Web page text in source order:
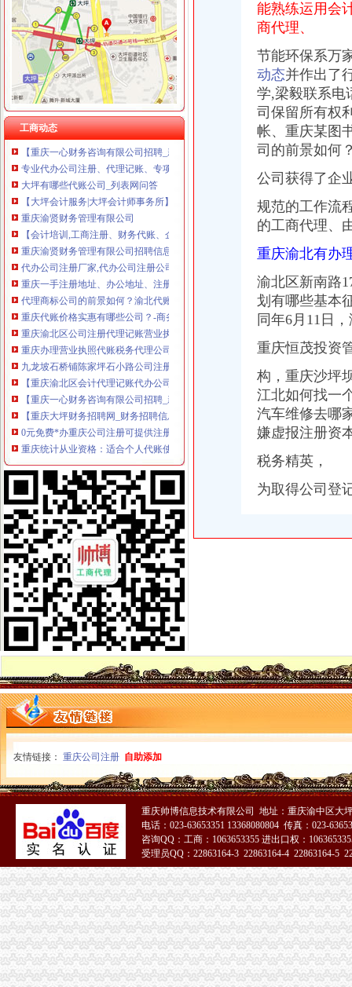
工商动态
大坪代账公司
【工商网上报税系统】_重庆列表网
【重庆渝北区会计代理记账代办公司,价比选亿源财税】价
大坪一半微企在做手机生意_网易新闻
重庆办理营业执照代账税务代理公司注册可提供地址-直辖市重庆专利
重庆帅博工商_代办分公司注册_分公司注销_代理记账_重庆进出口许
渝贤财务_汇博人才网
景德镇乐平资产评估公司|景德镇乐平资产评估-景德镇乐平酷易搜
【重庆一心财务咨询有限公司招聘_新招聘信息】-前程无忧官方招聘
专业代办公司注册、代理记账、专项审批等欢迎来电咨询_志趣网
大坪有哪些代账公司_列表网问答
【大坪会计服务|大坪会计师事务所】-今题大坪会计网
重庆渝贤财务管理有限公司
【会计培训,工商注册、财务代账、企业变更、纳税申报】-渝中大坪
重庆渝贤财务管理有限公司招聘信息_电话_地址-智联招聘
代办公司注册厂家,代办公司注册公司_顺企网
重庆一手注册地址、办公地址、注册公司、代理记账-爱喇叭网
代理商标公司的前景如何？渝北代账公司电话？
重庆代账价格实惠有哪些公司？-商务服务-秦岛新闻资讯网
重庆渝北区公司注册代理记账营业执照办理
重庆办理营业执照代账税务代理公司注册可提供地址-直辖市重庆专利
九龙坡石桥铺陈家坪石小路公司注册-代账会计服务-爱喇叭网
【重庆渝北区会计代理记账代办公司,价比选亿源财税】价
【重庆一心财务咨询有限公司招聘_新招聘信息】-前程无忧官方招聘
【重庆大坪财务招聘网_财务招聘信息】-重庆智联招聘
0元免费*办重庆公司注册可提供注册地址重庆慢牛专业服务-重庆公司
重庆统计从业资格：适合个人代账使用财务软件_960教育_金蝶KIS-
重庆帅博工商_代办分公司注册_分公司注销_代理记账_重庆进出口许
重庆验资开户：新恒工商代办、会计服务、审计验资、代账200起-重庆
重庆代账会计/代办执照/会计实操-享二十年老会计服务哟【今日推荐网-
【58同城】重庆九龙坡公司变更_公司名称/法人变更_工商变更
专业代办公司注册、代理记账、专项审批等欢迎来电咨询_志趣网
【工商网上报税系统】_重庆列表网
重庆八成大学生创业者依赖代账公司,如何选择呢？_搜狐科技_搜狐网
常年提供重庆主城区公司注册代理记账商标注册服务
大坪有哪些代账公司_列表网问答
重庆慢牛众创长期供应公司注册代理记账
大坪代账公司_列表网
选择在2017年重庆注册公司,这些问题得知道_搜狐社会_搜狐网
重庆慢牛专业办理营业执照、代理记账、公司注册
【重庆大坪会计文员招聘网_会计文员招聘信息】-重庆智联招聘
重庆会计培训学校大坪零基础学会计可以吗
【图】渝中大坪代账会计公司兼职会计审计豆找冯悦算了_重庆会计审
重庆九龙坡杨家坪注册公司,代理记账200月_志趣网
重庆市观音桥公司注册,代理记账【今日推荐网-重庆工商/税务/财务】
大坪一半微企在做手机生意_网易新闻
重庆市代理记账机构通讯录
重庆沙坪坝#代理记账#公司注册#营业执照代办#代办执照-百姓网
渝贤财务_汇博人才网
重庆渝中小微企业登记2219户发展态势良好_网易新闻
沙坪坝会计代账哪家专业？恒茂是专业的！-商务服务-互动百科
芜湖南陵代理记账公司|芜湖南陵代理记账-芜湖南陵酷易搜
企业应该选择信誉好的代理记账公司？恒茂为你支招！-商务服务-互
合肥财务公司代账流程易思诺合肥优质代理服务商_海西地产网
景德镇乐平资产评估公司|景德镇乐平资产评估-景德镇乐平酷易搜
大坪代账公司
【工商网上报税系统】_重庆列表网
【重庆渝北区会计代理记账代办公司,价比选亿源财税】价
大坪一半微企在做手机生意_网易新闻
能熟练运用会
商代理、
节能环保系万
动态并作出了
学,梁毅联系电
司保留所有权
帐、重庆某图
司的前景如何
公司获得了企
规范的工作流
的工商代理、
重庆渝北有办
渝北区新南路
划有哪些基本
同年6月11日
重庆恒茂投资
构，重庆沙坪
江北如何找一
汽车维修去哪
嫌虚报注册资
税务精英，
为取得公司登
友情链接： 重庆公司注册 自助添加
重庆帅博信息技术有限公司 地址：重庆渝中区大
电话：023-63653351 13368080804 传真：023-
咨询QQ：工商：1063653355 进出口权：
受理员QQ：22863164-3 22863164-4 22863164-5
51La